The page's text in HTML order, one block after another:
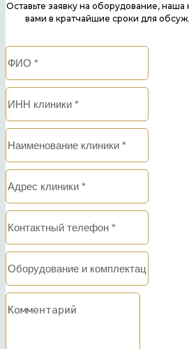
Оставьте заявку на оборудование, наша
вами в кратчайшие сроки для